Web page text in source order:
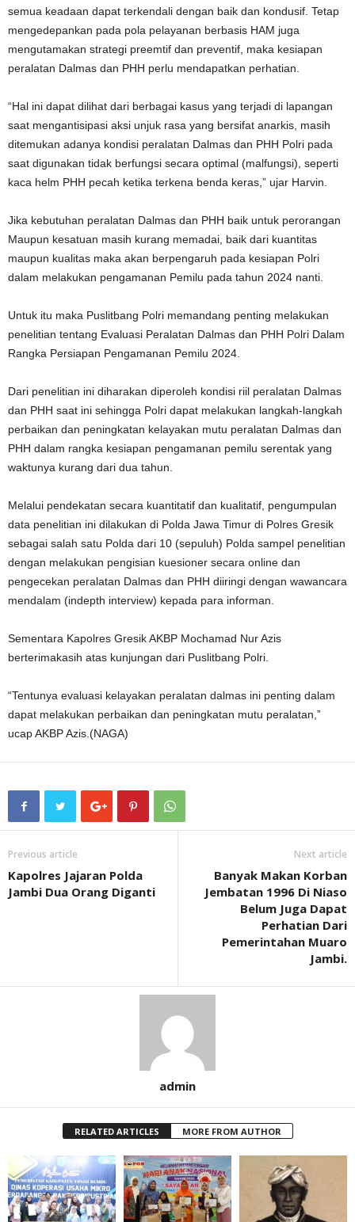
semua keadaan dapat terkendali dengan baik dan kondusif. Tetap
mengedepankan pada pola pelayanan berbasis HAM juga
mengutamakan strategi preemtif dan preventif, maka kesiapan
peralatan Dalmas dan PHH perlu mendapatkan perhatian.
“Hal ini dapat dilihat dari berbagai kasus yang terjadi di lapangan
saat mengantisipasi aksi unjuk rasa yang bersifat anarkis, masih
ditemukan adanya kondisi peralatan Dalmas dan PHH Polri pada
saat digunakan tidak berfungsi secara optimal (malfungsi), seperti
kaca helm PHH pecah ketika terkena benda keras,” ujar Harvin.
Jika kebutuhan peralatan Dalmas dan PHH baik untuk perorangan
Maupun kesatuan masih kurang memadai, baik dari kuantitas
maupun kualitas maka akan berpengaruh pada kesiapan Polri
dalam melakukan pengamanan Pemilu pada tahun 2024 nanti.
Untuk itu maka Puslitbang Polri memandang penting melakukan
penelitian tentang Evaluasi Peralatan Dalmas dan PHH Polri Dalam
Rangka Persiapan Pengamanan Pemilu 2024.
Dari penelitian ini diharakan diperoleh kondisi riil peralatan Dalmas
dan PHH saat ini sehingga Polri dapat melakukan langkah-langkah
perbaikan dan peningkatan kelayakan mutu peralatan Dalmas dan
PHH dalam rangka kesiapan pengamanan pemilu serentak yang
waktunya kurang dari dua tahun.
Melalui pendekatan secara kuantitatif dan kualitatif, pengumpulan
data penelitian ini dilakukan di Polda Jawa Timur di Polres Gresik
sebagai salah satu Polda dari 10 (sepuluh) Polda sampel penelitian
dengan melakukan pengisian kuesioner secara online dan
pengecekan peralatan Dalmas dan PHH diiringi dengan wawancara
mendalam (indepth interview) kepada para informan.
Sementara Kapolres Gresik AKBP Mochamad Nur Azis
berterimakasih atas kunjungan dari Puslitbang Polri.
“Tentunya evaluasi kelayakan peralatan dalmas ini penting dalam
dapat melakukan perbaikan dan peningkatan mutu peralatan,”
ucap AKBP Azis.(NAGA)
Previous article
Kapolres Jajaran Polda
Jambi Dua Orang Diganti
Next article
Banyak Makan Korban
Jembatan 1996 Di Niaso
Belum Juga Dapat
Perhatian Dari
Pemerintahan Muaro
Jambi.
admin
RELATED ARTICLES MORE FROM AUTHOR